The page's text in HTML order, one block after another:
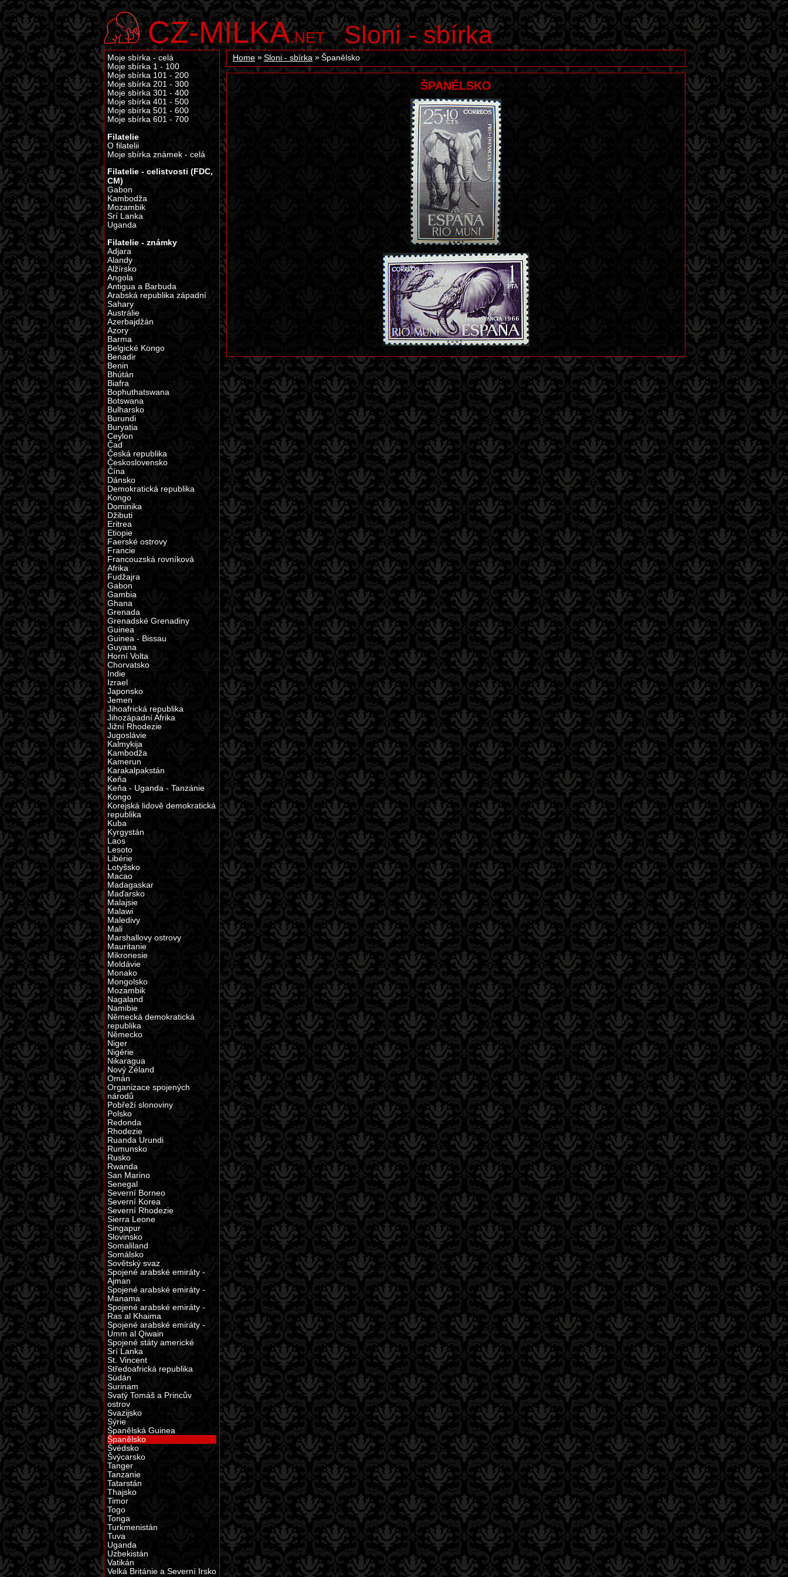
CZ-MILKA.NET Sloni - sbírka
Home Sloni - sbírka Španělsko
ŠPANĚLSKO
Moje sbírka - celá
Moje sbírka 1 - 100
Moje sbírka 101 - 200
Moje sbírka 201 - 300
Moje sbírka 301 - 400
Moje sbírka 401 - 500
Moje sbírka 501 - 600
Moje sbírka 601 - 700
Filatelie
O filatelii
Moje sbírka známek - celá
Filatelie - celistvosti (FDC,
CM)
Gabon
Kambodža
Mozambik
Srí Lanka
Uganda
Filatelie - známky
Adjara
Alandy
Alžírsko
Angola
Antigua a Barbuda
Arabská republika západní
Sahary
Austrálie
Azerbajdžán
Azory
Barma
Belgické Kongo
Benadir
Benin
Bhútán
Biafra
Bophuthatswana
Botswana
Bulharsko
Burundi
Buryatia
Ceylon
Čad
Česká republika
Československo
Čína
Dánsko
Demokratická republika
Kongo
Dominika
Džibuti
Eritrea
Etiopie
Faerské ostrovy
Francie
Francouzská rovníková
Afrika
Fudžajra
Gabon
Gambia
Ghana
Grenada
Grenadské Grenadiny
Guinea
Guinea - Bissau
Guyana
Horní Volta
Chorvatsko
Indie
Izrael
Japonsko
Jemen
Jihoafrická republika
Jihozápadní Afrika
Jižní Rhodezie
Jugoslávie
Kalmykija
Kambodža
Kamerun
Karakalpakstán
Keňa
Keňa - Uganda - Tanzánie
Kongo
Korejská lidově demokratická
republika
Kuba
Kyrgystán
Laos
Lesoto
Libérie
Lotyšsko
Macao
Madagaskar
Maďarsko
Malajsie
Malawi
Maledivy
Mali
Marshallovy ostrovy
Mauritanie
Mikronesie
Moldávie
Monako
Mongolsko
Mozambik
Nagaland
Namibie
Německá demokratická
republika
Německo
Niger
Nigérie
Nikaragua
Nový Zéland
Omán
Organizace spojených
národů
Pobřeží slonoviny
Polsko
Redonda
Rhodezie
Ruanda Urundi
Rumunsko
Rusko
Rwanda
San Marino
Senegal
Severní Borneo
Severní Korea
Severní Rhodezie
Sierra Leone
Singapur
Slovinsko
Somaliland
Somálsko
Sovětský svaz
Spojené arabské emiráty -
Ajman
Spojené arabské emiráty -
Manama
Spojené arabské emiráty -
Ras al Khaima
Spojené arabské emiráty -
Umm al Qiwain
Spojené státy americké
Srí Lanka
St. Vincent
Středoafrická republika
Súdán
Surinam
Svatý Tomáš a Princův
ostrov
Svazijsko
Sýrie
Španělská Guinea
Španělsko
Švédsko
Švýcarsko
Tanger
Tanzanie
Tatarstán
Thajsko
Timor
Togo
Tonga
Turkmenistán
Tuva
Uganda
Uzbekistán
Vatikán
Velká Británie a Severní Irsko